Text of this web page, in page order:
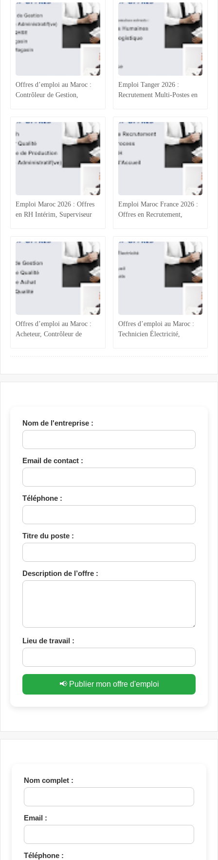
Offres d’emploi au Maroc :
Contrôleur de Gestion,
Emploi Tanger 2026 :
Recrutement Multi-Postes en
Emploi Maroc 2026 : Offres
en RH Intérim, Superviseur
Administratif
Emploi Maroc France 2026 :
Offres en Recrutement,
Offres d’emploi au Maroc :
Acheteur, Contrôleur de
Offres d’emploi au Maroc :
Technicien Électricité,
Nom de l'entreprise :
Email de contact :
Téléphone :
Titre du poste :
Description de l’offre :
Lieu de travail :
📢 Publier mon offre d'emploi
Nom complet :
Email :
Téléphone :